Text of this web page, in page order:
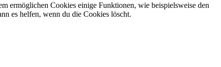
ermöglichen Cookies einige Funktionen, wie beispielsweise den
es helfen, wenn du die Cookies löscht.